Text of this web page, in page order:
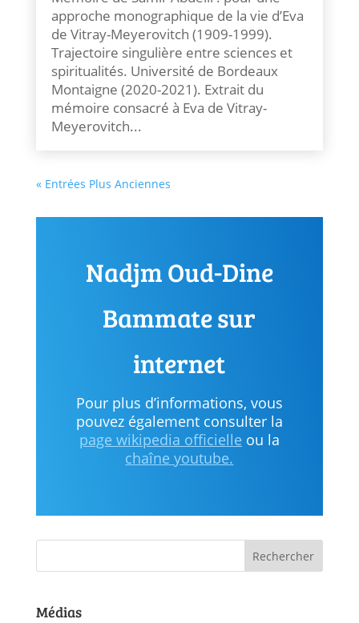
approche monographique de la vie d’Eva
de Vitray-Meyerovitch (1909-1999).
Trajectoire singulière entre sciences et
spiritualités. Université de Bordeaux
Montaigne (2020-2021). Extrait du
mémoire consacré à Eva de Vitray-
Meyerovitch...
« Entrées Plus Anciennes
Nadjm Oud-Dine
Bammate sur
internet
Pour plus d’informations, vous
pouvez également consulter la
page wikipedia officielle ou la
chaîne youtube.
Médias